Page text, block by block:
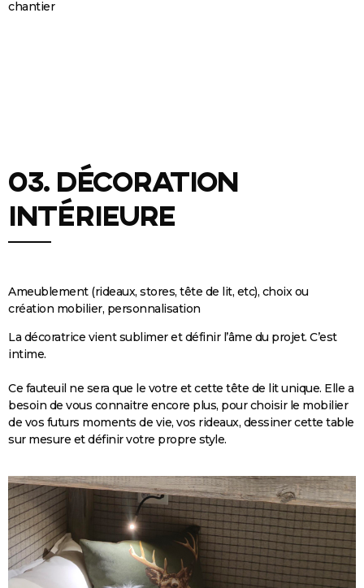
chantier
03. Décoration
intérieure
Ameublement (rideaux, stores, tête de lit, etc), choix ou
création mobilier, personnalisation
La décoratrice vient sublimer et définir l’âme du projet. C’est
intime.
Ce fauteuil ne sera que le votre et cette tête de lit unique. Elle a
besoin de vous connaitre encore plus, pour choisir le mobilier
de vos futurs moments de vie, vos rideaux, dessiner cette table
sur mesure et définir votre propre style.